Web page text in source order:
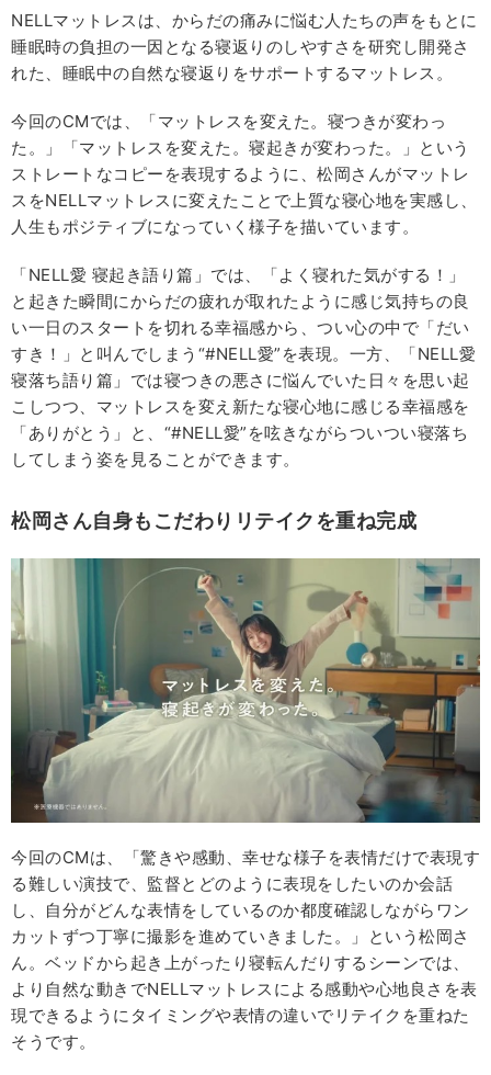
NELLマットレスは、からだの痛みに悩む人たちの声をもとに
睡眠時の負担の一因となる寝返りのしやすさを研究し開発さ
れた、睡眠中の自然な寝返りをサポートするマットレス。
今回のCMでは、「マットレスを変えた。寝つきが変わっ
た。」「マットレスを変えた。寝起きが変わった。」という
ストレートなコピーを表現するように、松岡さんがマットレ
スをNELLマットレスに変えたことで上質な寝心地を実感し、
人生もポジティブになっていく様子を描いています。
「NELL愛 寝起き語り篇」では、「よく寝れた気がする！」
と起きた瞬間にからだの疲れが取れたように感じ気持ちの良
い一日のスタートを切れる幸福感から、つい心の中で「だい
すき！」と叫んでしまう“#NELL愛”を表現。一方、「NELL愛
寝落ち語り篇」では寝つきの悪さに悩んでいた日々を思い起
こしつつ、マットレスを変え新たな寝心地に感じる幸福感を
「ありがとう」と、“#NELL愛”を呟きながらついつい寝落ち
してしまう姿を見ることができます。
松岡さん自身もこだわりリテイクを重ね完成
今回のCMは、「驚きや感動、幸せな様子を表情だけで表現す
る難しい演技で、監督とどのように表現をしたいのか会話
し、自分がどんな表情をしているのか都度確認しながらワン
カットずつ丁寧に撮影を進めていきました。」という松岡さ
ん。ベッドから起き上がったり寝転んだりするシーンでは、
より自然な動きでNELLマットレスによる感動や心地良さを表
現できるようにタイミングや表情の違いでリテイクを重ねた
そうです。